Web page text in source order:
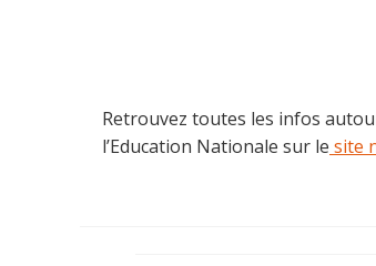
Retrouvez toutes les infos
l’Education Nationale sur le site